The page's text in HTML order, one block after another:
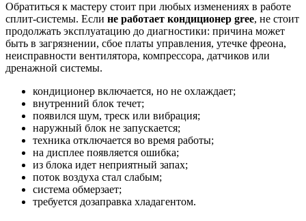
Обратиться к мастеру стоит при любых изменениях в работе
сплит-системы. Если не работает кондиционер gree, не стоит
продолжать эксплуатацию до диагностики: причина может
быть в загрязнении, сбое платы управления, утечке фреона,
неисправности вентилятора, компрессора, датчиков или
дренажной системы.
кондиционер включается, но не охлаждает;
внутренний блок течет;
появился шум, треск или вибрация;
наружный блок не запускается;
техника отключается во время работы;
на дисплее появляется ошибка;
из блока идет неприятный запах;
поток воздуха стал слабым;
система обмерзает;
требуется дозаправка хладагентом.